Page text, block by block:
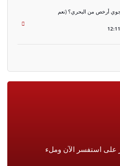
أرخص من البحري؟ (نعم
على استفسر الآن وملء